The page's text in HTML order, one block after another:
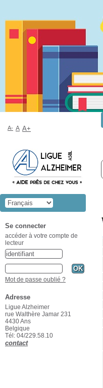
A- A A+
Se connecter
accéder à votre compte de
lecteur
Mot de passe oublié ?
Adresse
Ligue Alzheimer
rue Walthère Jamar 231
4430 Ans
Belgique
Tél: 04/229.58.10
contact